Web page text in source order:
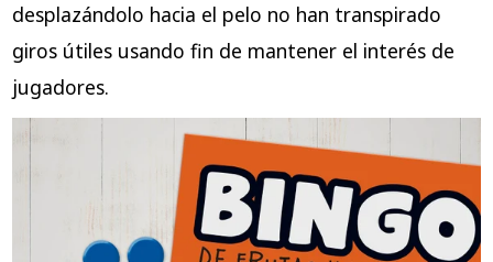
desplazándolo hacia el pelo no han transpirado
giros útiles usando fin de mantener el interés de
jugadores.